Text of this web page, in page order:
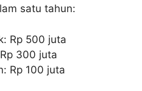
satu tahun:
Rp 500 juta
300 juta
Rp 100 juta